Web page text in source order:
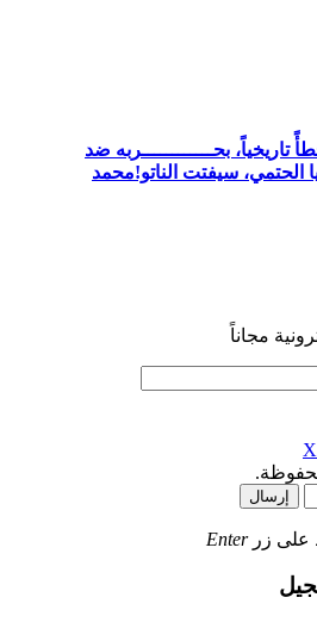
بحــــــــــــربه ضد
الحتمي، سيفتت الناتو!محمد
مجاناً
إرسال
على زر Enter